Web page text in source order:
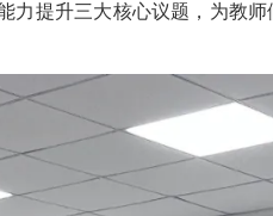
提升三大核心议题，为教